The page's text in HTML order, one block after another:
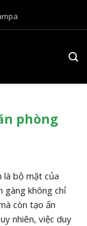
phòng
là bộ mặt của
gàng không chỉ
còn tạo ấn
nhiên, việc duy